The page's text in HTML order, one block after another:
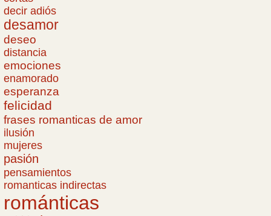
decir adiós
desamor
deseo
distancia
emociones
enamorado
esperanza
felicidad
frases romanticas de amor
ilusión
mujeres
pasión
pensamientos
romanticas indirectas
románticas